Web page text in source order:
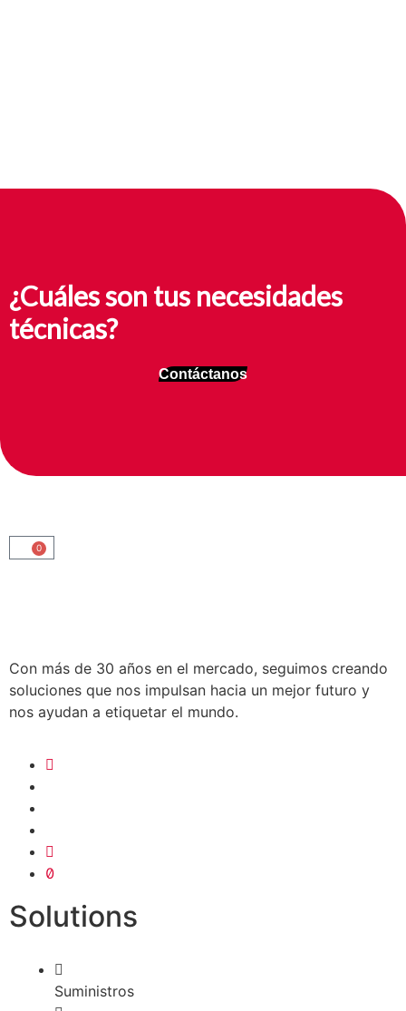
¿Cuáles son tus necesidades
técnicas?
Contáctanos
0
Con más de 30 años en el mercado, seguimos creando
soluciones que nos impulsan hacia un mejor futuro y
nos ayudan a etiquetar el mundo.
Solutions
Suministros